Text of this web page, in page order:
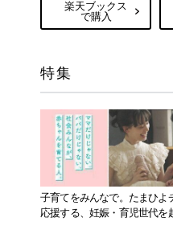
楽天ブックス
で購入
特集
子育てをみんなで。たまひよ
応援する、妊娠・育児世代を